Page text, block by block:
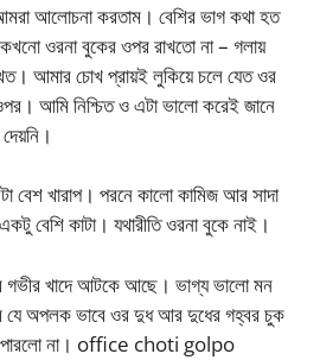
আলোচনা করতাম। বেশির ভাগ কথা হত
ওরনা বুকের ওপর রাখতো না – গলায়
আমার চোখ প্রায়ই লুকিয়ে চলে যেত ওর
আমি নিশ্চিত ও এটা ভালো করেই জানে
বেশ খারাপ। পরনে কালো কামিজ আর সাদা
বেশি কাটা। যথারীতি ওরনা বুকে নাই।
খাদে আটকে আছে। ভাগ্য ভালো মন
যে অপলক ভাবে ওর দুধ আর দুধের গহ্বর চুক
পারলো না। office choti golpo